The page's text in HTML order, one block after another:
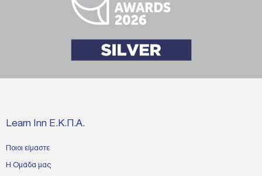
Learn Inn Ε.Κ.Π.Α.
Ποιοι είμαστε
Η Ομάδα μας